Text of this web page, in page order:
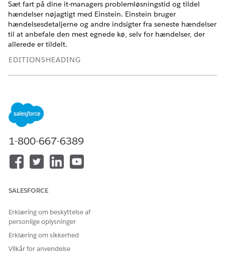
Sæt fart på dine it-managers problemløsningstid og tildel
hændelser nøjagtigt med Einstein. Einstein bruger
hændelsesdetaljerne og andre indsigter fra seneste hændelser
til at anbefale den mest egnede kø, selv for hændelser, der
allerede er tildelt.
EDITIONSHEADING
Tilgængelig i:
Agentforce IT Service.
ved brug af Einstein:
På fanen Hændelser skal du åbne en registrering fra
Fra menuen Hurtige handlinger skal du vælge
Einstein.
Einstein analyserer felter i hændelsesregistreringen (f.eks.
emne, beskrivelse og kategori) og tildeler en fuldfører
1-800-667-6389
SALESFORCE
Erklæring om beskyttelse af
personlige oplysninger
Erklæring om sikkerhed
Vilkår for anvendelse